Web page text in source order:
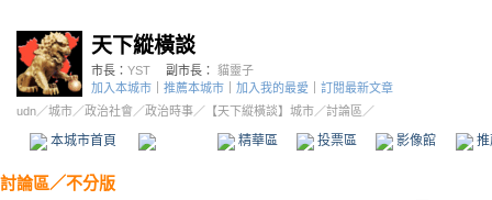
天下縱橫談
市長： YST 副市長： 貓靈子
加入本城市
推薦本城市 加入我的最愛
訂閱最新文章
udn／城市／政治社會 ／政治時事／ 【天下縱橫談】城市／討論區／
本城市首頁 精華區 投票區 影像館
討論區／不分版